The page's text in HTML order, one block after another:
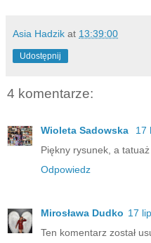
Asia Hadzik at 13:39:00
Udostępnij
4 komentarze:
Wioleta Sadowska
17
Piękny rysunek, a
Odpowiedz
Mirosława Dudko 17
Ten komentarz został